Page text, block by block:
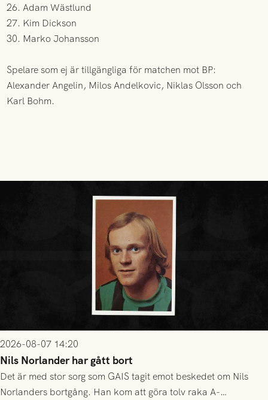
26. Adam Wästlund
27. Kim Dickson
30. Marko Johansson
Spelare som ej är tillgängliga för matchen mot BP:
Alexander Angelin, Milos Andelkovic, Niklas Olsson och
Karl Bohm.
2026-08-07 14:20
Nils Norlander har gått bort
Det är med stor sorg som GAIS tagit emot beskedet om Nils
Norlanders bortgång. Han kom att göra tolv raka A-